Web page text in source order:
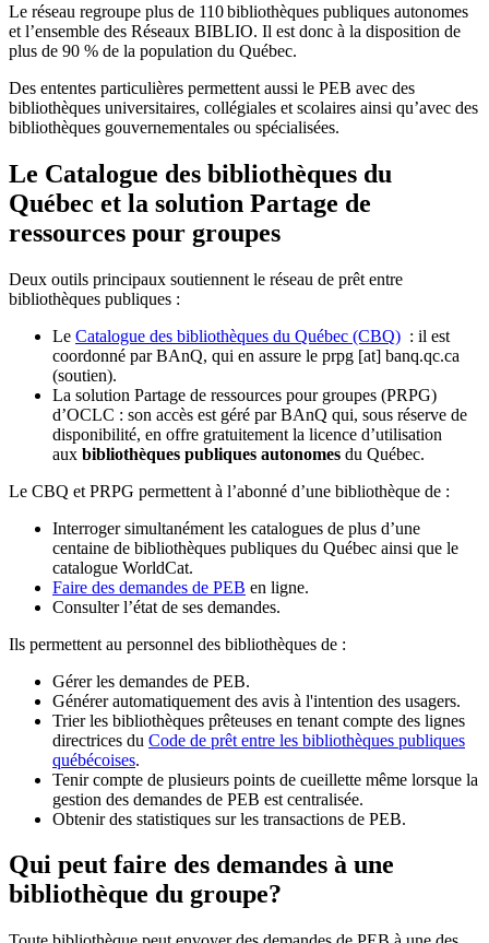
Le réseau regroupe plus de 110bibliothèques publiques autonomes
et l’ensemble des Réseaux BIBLIO. Il est donc à la disposition de
plus de 90 % de la population du Québec.
Des ententes particulières permettent aussi le PEB avec des
bibliothèques universitaires, collégiales et scolaires ainsi qu’avec des
bibliothèques gouvernementales ou spécialisées.
Le Catalogue des bibliothèques du
Québec et la solution Partage de
ressources pour groupes
Deux outils principaux soutiennent le réseau de prêt entre
bibliothèques publiques :
Le Catalogue des bibliothèques du Québec (CBQ) : il est
coordonné par BAnQ, qui en assure le prpg [at] banq.qc.ca
(soutien).
La solution Partage de ressources pour groupes (PRPG)
d’OCLC : son accès est géré par BAnQ qui, sous réserve de
disponibilité, en offre gratuitement la licence d’utilisation
aux bibliothèques publiques autonomes du Québec.
Le CBQ et PRPG permettent à l’abonné d’une bibliothèque de :
Interroger simultanément les catalogues de plus d’une
centaine de bibliothèques publiques du Québec ainsi que le
catalogue WorldCat.
Faire des demandes de PEB en ligne.
Consulter l’état de ses demandes.
Ils permettent au personnel des bibliothèques de :
Gérer les demandes de PEB.
Générer automatiquement des avis à l'intention des usagers.
Trier les bibliothèques prêteuses en tenant compte des lignes
directrices du Code de prêt entre les bibliothèques publiques
québécoises.
Tenir compte de plusieurs points de cueillette même lorsque la
gestion des demandes de PEB est centralisée.
Obtenir des statistiques sur les transactions de PEB.
Qui peut faire des demandes à une
bibliothèque du groupe?